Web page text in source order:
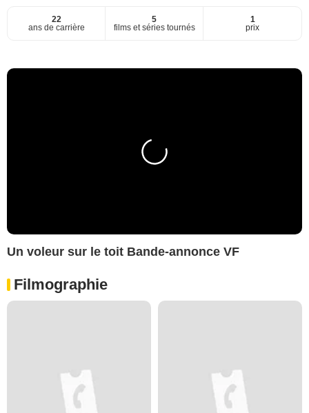
22
ans de carrière
5
films et séries tournés
1
prix
Un voleur sur le toit Bande-annonce VF
Filmographie